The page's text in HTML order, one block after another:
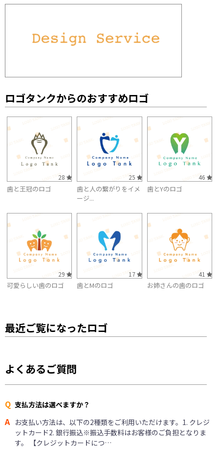
ロゴタンクからのおすすめロゴ
28
歯と王冠のロゴ
25
歯と人の繋がりをイメ
ージ...
46
歯とYのロゴ
29
可愛らしい歯のロゴ
17
歯とMのロゴ
41
お姉さんの歯のロゴ
最近ご覧になったロゴ
よくあるご質問
Q 支払方法は選べますか？
A お支払い方法は、以下の2種類をご利用いただけます。1. クレジ
ットカード2. 銀行振込※振込手数料はお客様のご負担となりま
す。 【クレジットカードにつ…